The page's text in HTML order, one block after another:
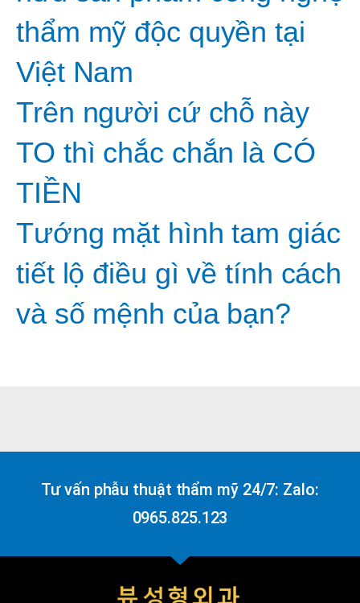
thẩm mỹ độc quyền tại
Việt Nam
Trên người cứ chỗ này
TO thì chắc chắn là CÓ
TIỀN
Tướng mặt hình tam giác
tiết lộ điều gì về tính cách
và số mệnh của bạn?
Tư vấn phẫu thuật thẩm mỹ 24/7: Zalo:
0965.825.123